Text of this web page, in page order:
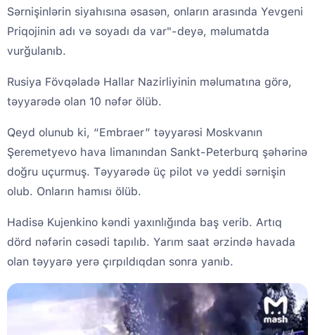
Sərnişinlərin siyahısına əsasən, onların arasında Yevgeni
Priqojinin adı və soyadı da var"-deyə, məlumatda
vurğulanıb.
Rusiya Fövqəladə Hallar Nazirliyinin məlumatına görə,
təyyarədə olan 10 nəfər ölüb.
Qeyd olunub ki, “Embraer” təyyarəsi Moskvanın
Şeremetyevo hava limanından Sankt-Peterburq şəhərinə
doğru uçurmuş. Təyyarədə üç pilot və yeddi sərnişin
olub. Onların hamısı ölüb.
Hadisə Kujenkino kəndi yaxınlığında baş verib. Artıq
dörd nəfərin cəsədi tapılıb. Yarım saat ərzində havada
olan təyyarə yerə çırpıldıqdan sonra yanıb.